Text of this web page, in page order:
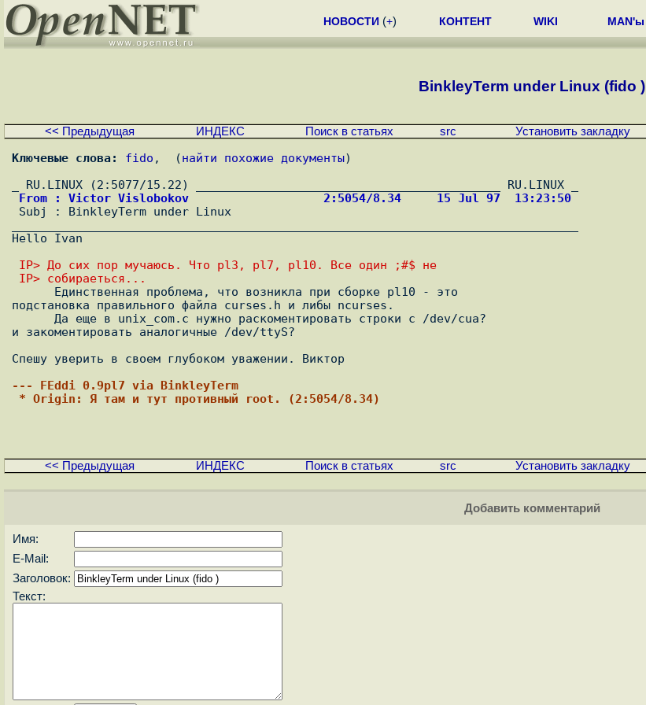
НОВОСТИ (+) КОНТЕНТ WIKI MAN'ы
BinkleyTerm under Linux (fido )
<< Предыдущая ИНДЕКС Поиск в статьях src Установить закладку
Ключевые слова: fido ,  (найти похожие документы)
From : Victor Vislobokov                   2:5054/8.34     15 Jul 97  13:23:50
Hello Ivan
IP> До сих пор мучаюсь. Что pl3, pl7, pl10. Все один ;#$ не
IP> собираеться...
подстановка правильного файла curses.h и либы ncurses.
и закоментировать аналогичные /dev/ttyS?
Спешу уверить в своем глубоком уважении. Виктор
--- FEddi 0.9pl7 via BinkleyTerm
* Origin: Я там и тут противный root. (2:5054/8.34)
<< Предыдущая ИНДЕКС Поиск в статьях src Установить закладку
Добавить комментарий
Имя:
E-Mail:
Заголовок:
Текст: